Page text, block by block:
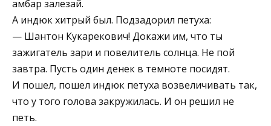
амбар залезай.
А индюк хитрый был. Подзадорил петуха:
— Шантон Кукарекович! Докажи им, что ты
зажигатель зари и повелитель солнца. Не пой
завтра. Пусть один денек в темноте посидят.
И пошел, пошел индюк петуха возвеличивать так,
что у того голова закружилась. И он решил не
петь.